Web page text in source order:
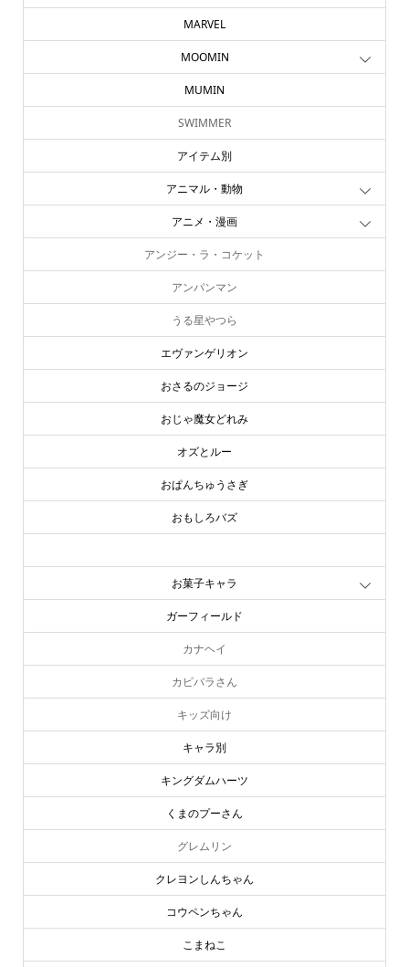
MARVEL
MOOMIN
MUMIN
SWIMMER
アイテム別
アニマル・動物
アニメ・漫画
アンジー・ラ・コケット
アンパンマン
うる星やつら
エヴァンゲリオン
おさるのジョージ
おじゃ魔女どれみ
オズとルー
おぱんちゅうさぎ
おもしろバズ
お菓子キャラ
ガーフィールド
カナヘイ
カピバラさん
キッズ向け
キャラ別
キングダムハーツ
くまのプーさん
グレムリン
クレヨンしんちゃん
コウペンちゃん
こまねこ